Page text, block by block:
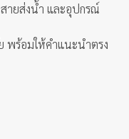
ายส่งน้ำ และอุปกรณ์
พร้อมให้คำแนะนำตรง